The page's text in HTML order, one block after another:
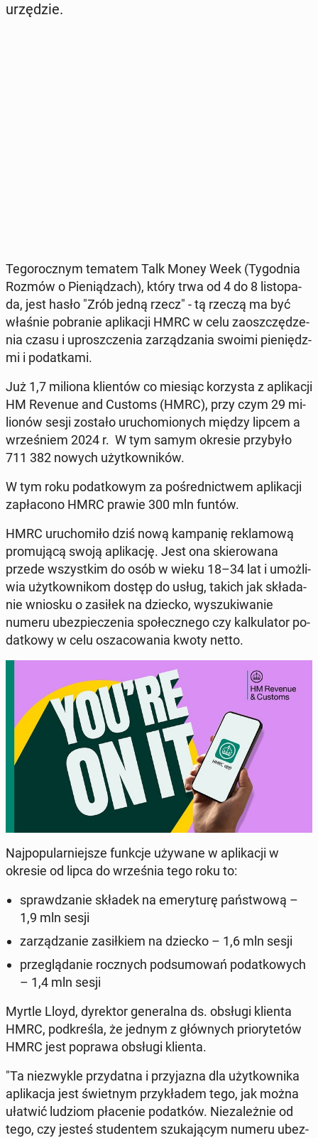
urzę­dzie.
Te­go­rocz­nym tematem Talk Money Week (Ty­go­dnia
Rozmów o Pie­nią­dzach), który trwa od 4 do 8 li­sto­pa­
da, jest hasło "Zrób jedną rzecz" - tą rzeczą ma być
właśnie po­bra­nie apli­ka­cji HMRC w celu za­osz­czę­dze­
nia czasu i uprosz­cze­nia za­rzą­dza­nia swoimi pie­niędz­
mi i po­dat­ka­mi.
Już 1,7 miliona klien­tów co miesiąc ko­rzy­sta z apli­ka­cji
HM Revenue and Customs (HMRC), przy czym 29 mi­
lio­nów sesji zostało uru­cho­mio­nych między lipcem a
wrze­śniem 2024 r. W tym samym okresie przy­by­ło
711 382 nowych użyt­kow­ni­ków.
W tym roku po­dat­ko­wym za po­śred­nic­twem apli­ka­cji
za­pła­co­no HMRC prawie 300 mln funtów.
HMRC uru­cho­mi­ło dziś nową kam­pa­nię re­kla­mo­wą
pro­mu­ją­cą swoją apli­ka­cję. Jest ona skie­ro­wa­na
przede wszyst­kim do osób w wieku 18–34 lat i umoż­li­
wia użyt­kow­ni­kom dostęp do usług, takich jak skła­da­
nie wniosku o zasiłek na dziecko, wy­szu­ki­wa­nie
numeru ubez­pie­cze­nia spo­łecz­ne­go czy kal­ku­la­tor po­
dat­ko­wy w celu osza­co­wa­nia kwoty netto.
Naj­po­pu­lar­niej­sze funkcje używane w apli­ka­cji w
okresie od lipca do wrze­śnia tego roku to:
spraw­dza­nie składek na eme­ry­tu­rę pań­stwo­wą –
1,9 mln sesji
za­rzą­dza­nie za­sił­kiem na dziecko – 1,6 mln sesji
prze­glą­da­nie rocz­nych pod­su­mo­wań po­dat­ko­wych
– 1,4 mln sesji
Myrtle Lloyd, dy­rek­tor ge­ne­ral­na ds. obsługi klienta
HMRC, pod­kre­śla, że jednym z głów­nych prio­ry­te­tów
HMRC jest poprawa obsługi klienta.
"Ta nie­zwy­kle przy­dat­na i przy­ja­zna dla użyt­kow­ni­ka
apli­ka­cja jest świet­nym przy­kła­dem tego, jak można
ułatwić ludziom pła­ce­nie po­dat­ków. Nie­za­leż­nie od
tego, czy jesteś stu­den­tem szu­ka­ją­cym numeru ubez­